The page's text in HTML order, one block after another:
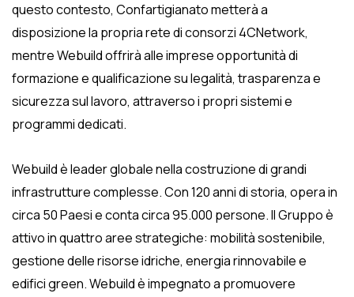
questo contesto, Confartigianato metterà a
disposizione la propria rete di consorzi 4CNetwork,
mentre Webuild offrirà alle imprese opportunità di
formazione e qualificazione su legalità, trasparenza e
sicurezza sul lavoro, attraverso i propri sistemi e
programmi dedicati.
Webuild è leader globale nella costruzione di grandi
infrastrutture complesse. Con 120 anni di storia, opera in
circa 50 Paesi e conta circa 95.000 persone. Il Gruppo è
attivo in quattro aree strategiche: mobilità sostenibile,
gestione delle risorse idriche, energia rinnovabile e
edifici green. Webuild è impegnato a promuovere